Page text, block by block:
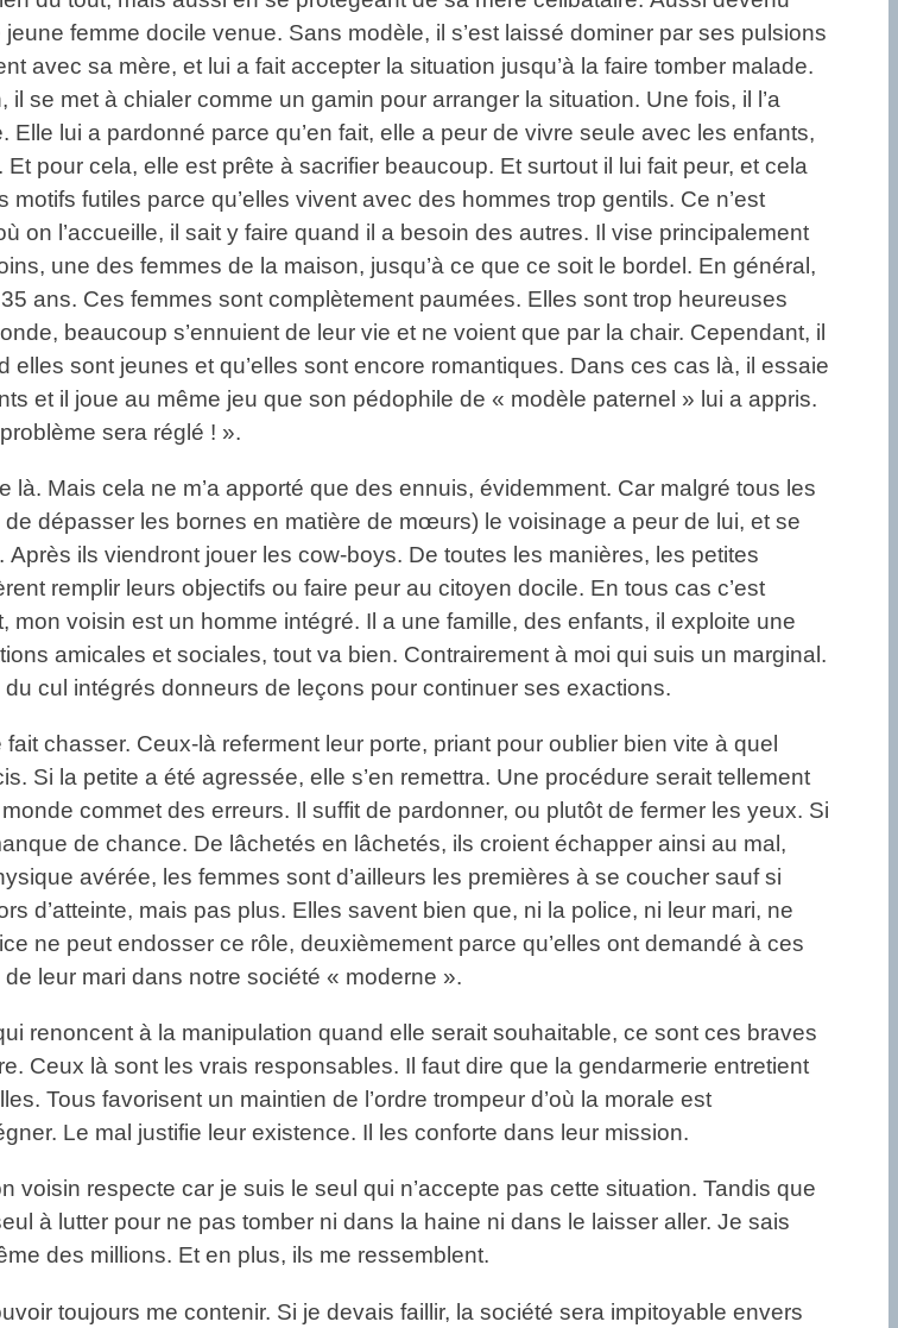
femme docile venue. Sans modèle, il s’est laissé dominer par ses pulsions
avec sa mère, et lui a fait accepter la situation jusqu’à la faire tomber malade.
se met à chialer comme un gamin pour arranger la situation. Une fois, il l’a
lui a pardonné parce qu’en fait, elle a peur de vivre seule avec les enfants,
pour cela, elle est prête à sacrifier beaucoup. Et surtout il lui fait peur, et cela
futiles parce qu’elles vivent avec des hommes trop gentils. Ce n’est
on l’accueille, il sait y faire quand il a besoin des autres. Il vise principalement
une des femmes de la maison, jusqu’à ce que ce soit le bordel. En général,
ans. Ces femmes sont complètement paumées. Elles sont trop heureuses
beaucoup s’ennuient de leur vie et ne voient que par la chair. Cependant, il
sont jeunes et qu’elles sont encore romantiques. Dans ces cas là, il essaie
et il joue au même jeu que son pédophile de « modèle paternel » lui a appris.
sera réglé ! ».
là. Mais cela ne m’a apporté que des ennuis, évidemment. Car malgré tous les
dépasser les bornes en matière de mœurs) le voisinage a peur de lui, et se
ils viendront jouer les cow-boys. De toutes les manières, les petites
remplir leurs objectifs ou faire peur au citoyen docile. En tous cas c’est
voisin est un homme intégré. Il a une famille, des enfants, il exploite une
amicales et sociales, tout va bien. Contrairement à moi qui suis un marginal.
cul intégrés donneurs de leçons pour continuer ses exactions.
chasser. Ceux-là referment leur porte, priant pour oublier bien vite à quel
Si la petite a été agressée, elle s’en remettra. Une procédure serait tellement
commet des erreurs. Il suffit de pardonner, ou plutôt de fermer les yeux. Si
de chance. De lâchetés en lâchetés, ils croient échapper ainsi au mal,
avérée, les femmes sont d’ailleurs les premières à se coucher sauf si
d’atteinte, mais pas plus. Elles savent bien que, ni la police, ni leur mari, ne
ne peut endosser ce rôle, deuxièmement parce qu’elles ont demandé à ces
leur mari dans notre société « moderne ».
renoncent à la manipulation quand elle serait souhaitable, ce sont ces braves
Ceux là sont les vrais responsables. Il faut dire que la gendarmerie entretient
Tous favorisent un maintien de l’ordre trompeur d’où la morale est
Le mal justifie leur existence. Il les conforte dans leur mission.
voisin respecte car je suis le seul qui n’accepte pas cette situation. Tandis que
à lutter pour ne pas tomber ni dans la haine ni dans le laisser aller. Je sais
des millions. Et en plus, ils me ressemblent.
toujours me contenir. Si je devais faillir, la société sera impitoyable envers